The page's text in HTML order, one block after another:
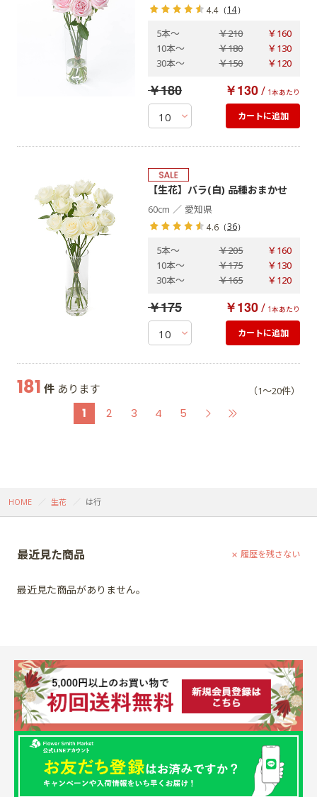
4.4 （14）
5本～ ￥210
￥160
10本～ ￥180
￥130
30本～ ￥150 ￥120
￥180 ￥130/ 1本あたり
カートに追加
【生花】バラ(白) 品種おまかせ
60cm ／ 愛知県
4.6 （36）
5本～ ￥205
￥160
10本～ ￥175
￥130
30本～ ￥165 ￥120
￥175 ￥130/ 1本あたり
カートに追加
181 件 あります （1～20件）
1 2 3 4 5
HOME 生花 は行
最近見た商品
最近見た商品がありません。
履歴を残さない